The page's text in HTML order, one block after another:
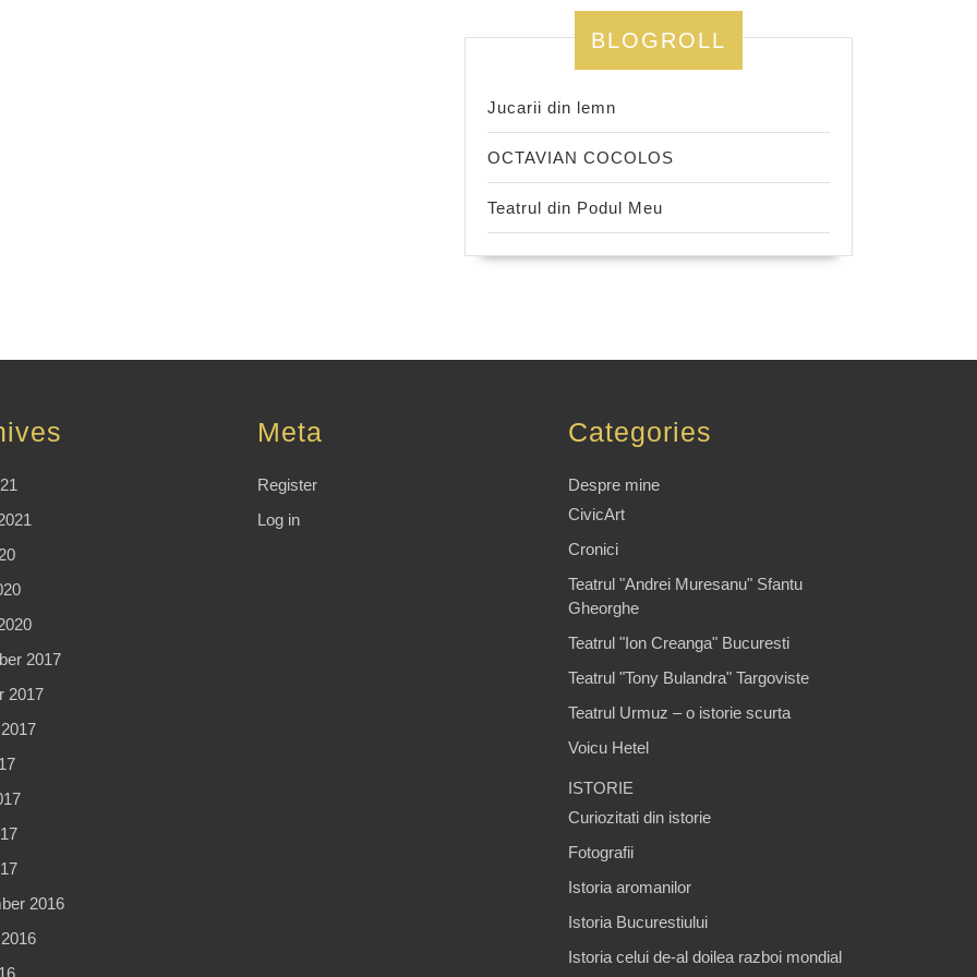
BLOGROLL
Jucarii din lemn
OCTAVIAN COCOLOS
Teatrul din Podul Meu
2017
2017
2016
Meta
Register
Log in
Categories
Despre mine
CivicArt
Cronici
Teatrul "Andrei Muresanu" Sfantu
Gheorghe
Teatrul "Ion Creanga" Bucuresti
Teatrul "Tony Bulandra" Targoviste
Teatrul Urmuz – o istorie scurta
Voicu Hetel
ISTORIE
Curiozitati din istorie
Fotografii
Istoria aromanilor
Istoria Bucurestiului
Istoria celui de-al doilea razboi mondial